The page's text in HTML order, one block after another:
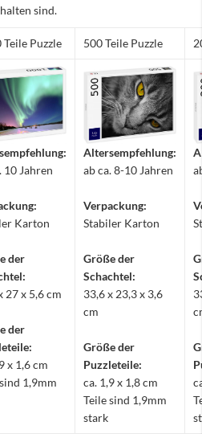
sind.
Teile Puzzle 500 Teile Puzzle
10 Jahren
Karton
der
27 x 5,6 cm
der
x 1,6 cm
1,9mm
Altersempfehlung:
ab ca. 8-10 Jahren
Verpackung:
Stabiler Karton
Größe der
Schachtel:
33,6 x 23,3 x 3,6
cm
Größe der
Puzzleteile:
ca. 1,9 x 1,8 cm
Teile sind 1,9mm
stark